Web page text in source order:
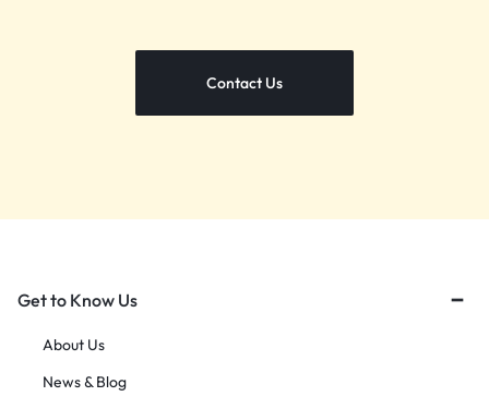
Contact Us
Get to Know Us
About Us
News & Blog